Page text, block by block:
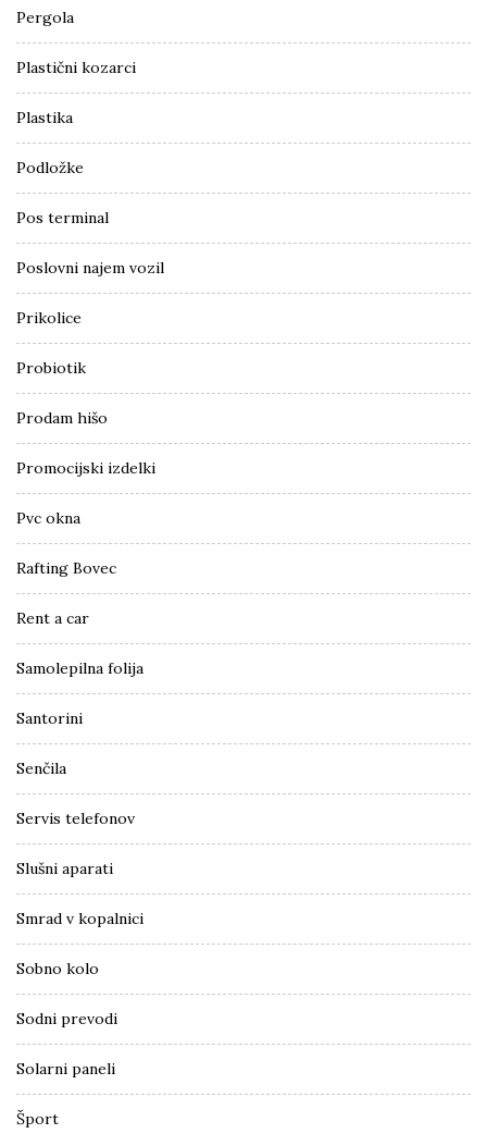
Pergola
Plastični kozarci
Plastika
Podložke
Pos terminal
Poslovni najem vozil
Prikolice
Probiotik
Prodam hišo
Promocijski izdelki
Pvc okna
Rafting Bovec
Rent a car
Samolepilna folija
Santorini
Senčila
Servis telefonov
Slušni aparati
Smrad v kopalnici
Sobno kolo
Sodni prevodi
Solarni paneli
Šport